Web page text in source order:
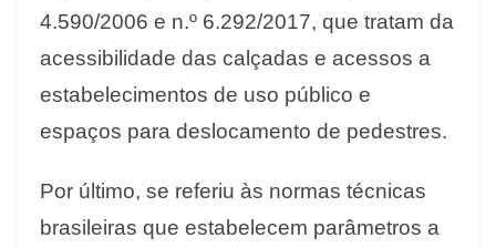
4.590/2006 e n.º 6.292/2017, que tratam da
acessibilidade das calçadas e acessos a
estabelecimentos de uso público e
espaços para deslocamento de pedestres.
Por último, se referiu às normas técnicas
brasileiras que estabelecem parâmetros a